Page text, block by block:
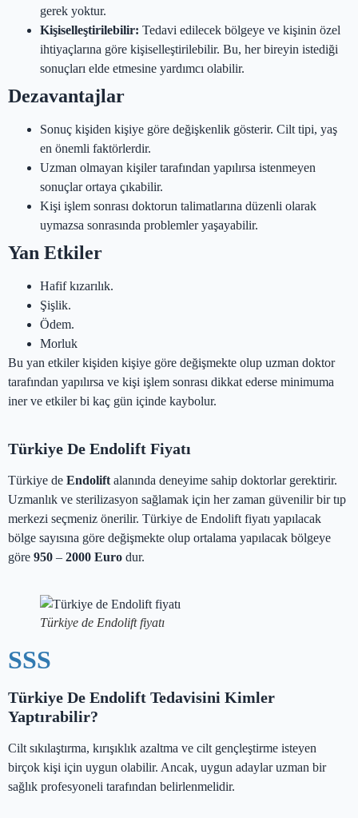
gerek yoktur.
Kişiselleştirilebilir: Tedavi edilecek bölgeye ve kişinin özel
ihtiyaçlarına göre kişiselleştirilebilir. Bu, her bireyin istediği
sonuçları elde etmesine yardımcı olabilir.
Dezavantajlar
Sonuç kişiden kişiye göre değişkenlik gösterir. Cilt tipi, yaş
en önemli faktörlerdir.
Uzman olmayan kişiler tarafından yapılırsa istenmeyen
sonuçlar ortaya çıkabilir.
Kişi işlem sonrası doktorun talimatlarına düzenli olarak
uymazsa sonrasında problemler yaşayabilir.
Yan Etkiler
Hafif kızarılık.
Şişlik.
Ödem.
Morluk
Bu yan etkiler kişiden kişiye göre değişmekte olup uzman doktor
tarafından yapılırsa ve kişi işlem sonrası dikkat ederse minimuma
iner ve etkiler bi kaç gün içinde kaybolur.
Türkiye De Endolift Fiyatı
Türkiye de Endoliftalanında deneyime sahip doktorlar gerektirir.
Uzmanlık ve sterilizasyon sağlamak için her zaman güvenilir bir tıp
merkezi seçmeniz önerilir. Türkiye de Endolift fiyatı yapılacak
bölge sayısına göre değişmekte olup ortalama yapılacak bölgeye
göre 950 – 2000 Euro dur.
Türkiye de Endolift fiyatı
SSS
Türkiye De Endolift Tedavisini Kimler
Yaptırabilir?
Cilt sıkılaştırma, kırışıklık azaltma ve cilt gençleştirme isteyen
birçok kişi için uygun olabilir. Ancak, uygun adaylar uzman bir
sağlık profesyoneli tarafından belirlenmelidir.